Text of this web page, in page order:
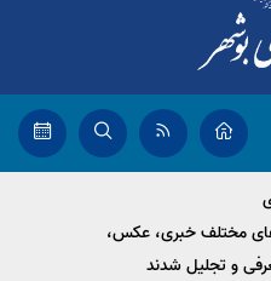
مختلف خبری، عکس،
و تجلیل شدند